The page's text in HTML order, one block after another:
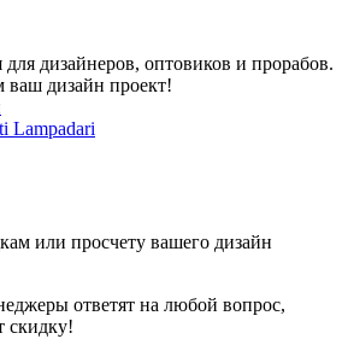
дизайнеров, оптовиков и прорабов.
ваш дизайн проект!
Lampadari
или просчету вашего дизайн
ответят на любой вопрос,
скидку!